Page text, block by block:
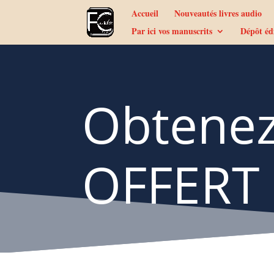
Accueil
Nouveautés livres audio
Par ici vos manuscrits
Dépôt
OFFERT